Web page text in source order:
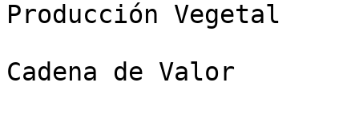
Producción Vegetal
Cadena de Valor